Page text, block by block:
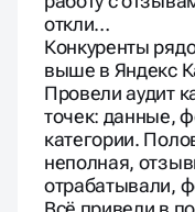
откли…
Конкуренты
выше в Яндекс
Провели аудит
точек: данные,
категории.
неполная,
отрабатывали,